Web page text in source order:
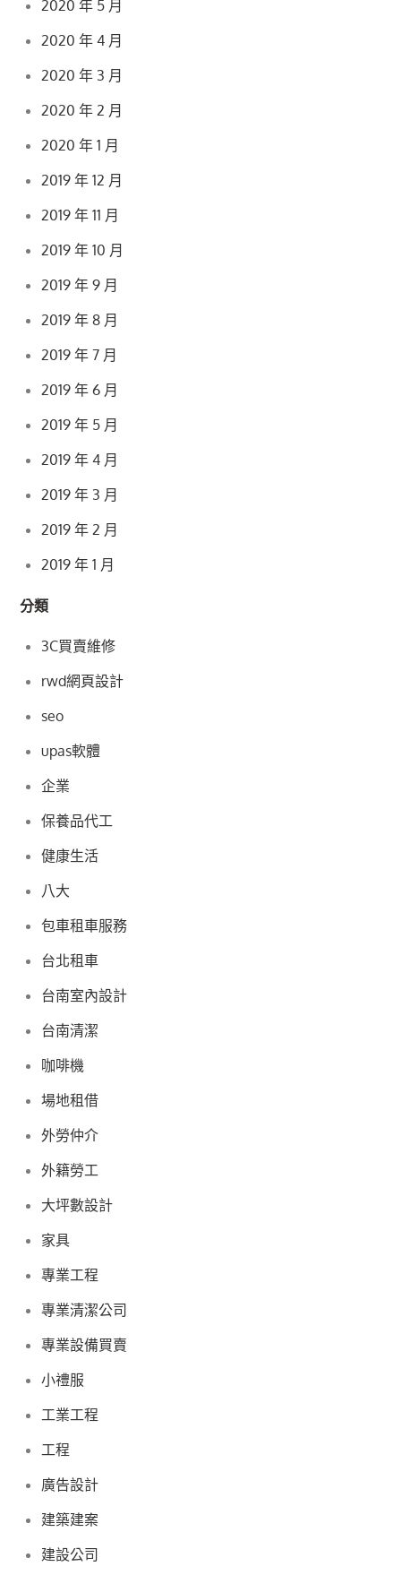
2020 年 5 月
2020 年 4 月
2020 年 3 月
2020 年 2 月
2020 年 1 月
2019 年 12 月
2019 年 11 月
2019 年 10 月
2019 年 9 月
2019 年 8 月
2019 年 7 月
2019 年 6 月
2019 年 5 月
2019 年 4 月
2019 年 3 月
2019 年 2 月
2019 年 1 月
分類
3C買賣維修
rwd網頁設計
seo
upas軟體
企業
保養品代工
健康生活
八大
包車租車服務
台北租車
台南室內設計
台南清潔
咖啡機
場地租借
外勞仲介
外籍勞工
大坪數設計
家具
專業工程
專業清潔公司
專業設備買賣
小禮服
工業工程
工程
廣告設計
建築建案
建設公司